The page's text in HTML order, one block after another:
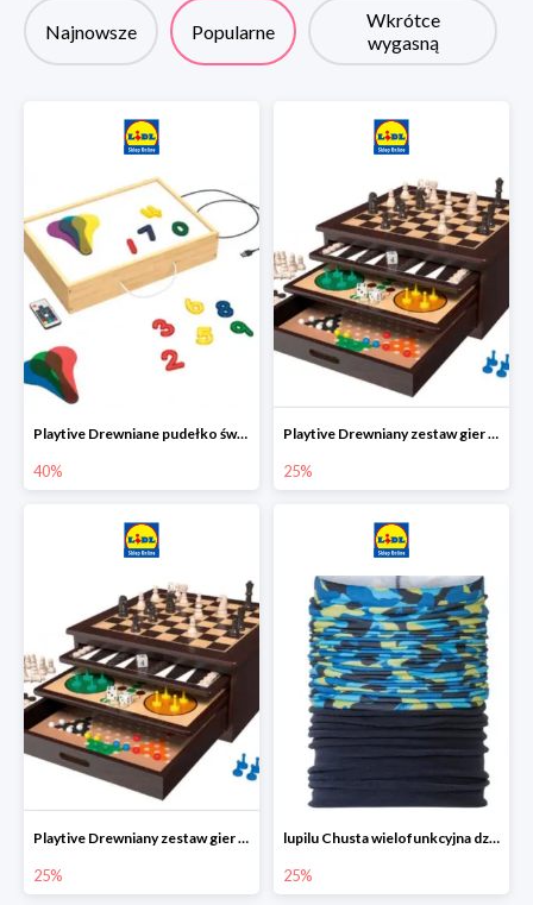
Najnowsze Popularne
Wkrótce
wygasną
Playtive Drewniane pudełko świetlne MONTESSORI
40%
Playtive Drewniany zestaw gier 10 w 1
25%
Playtive Drewniany zestaw gier 10 w 1
25%
lupilu Chusta wielofunkcyjna dziecięca
25%